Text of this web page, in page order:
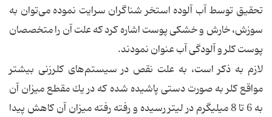
تحقیق توسط آب آلوده استخر شناگران سرایت نموده می‌توان به
سوزش، خارش و خشكی پوست اشاره كرد كه علت آن را متخصصان
پوست كلر و آلودگی آب عنوان نمودند.
لازم به ذكر است، به علت نقص در سیستم‌های كلرزنی بیشتر
مواقع كلر به صورت دستی پاشیده شده كه در یك مقطع میزان آن
به 6 تا 8 میلیگرم در لیتر رسیده و رفته رفته میزان آن كاهش پیدا